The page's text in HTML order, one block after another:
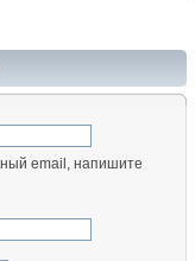
email, напишите